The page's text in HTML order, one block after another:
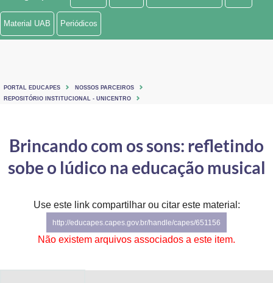
Ministério de Minas e Energia
Ministério do Turismo
Controladoria-Geral da União
Ministério da Mulher, da Família e dos Direitos Humanos
Secretaria-Geral
Material UAB Periódicos
PORTAL EDUCAPES
NOSSOS PARCEIROS
REPOSITÓRIO INSTITUCIONAL - UNICENTRO
Brincando com os sons: refletindo
sobe o lúdico na educação musical
Use este link compartilhar ou citar este material:
http://educapes.capes.gov.br/handle/capes/651156
Não existem arquivos associados a este item.